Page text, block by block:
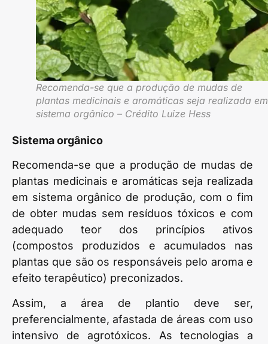
Recomenda-se que a produção de mudas de
plantas medicinais e aromáticas seja realizada em
sistema orgânico – Crédito Luize Hess
Sistema orgânico
Recomenda-se que a produção de mudas de
plantas medicinais e aromáticas seja realizada
em sistema orgânico de produção, com o fim
de obter mudas sem resíduos tóxicos e com
adequado teor dos princípios ativos
(compostos produzidos e acumulados nas
plantas que são os responsáveis pelo aroma e
efeito terapêutico) preconizados.
Assim, a área de plantio deve ser,
preferencialmente, afastada de áreas com uso
intensivo de agrotóxicos. As tecnologias a